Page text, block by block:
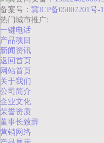
备案号： 冀ICP备05007201号-1
热门城市推广:
一键电话
产品项目
新闻资讯
返回首页
网站首页
关于我们
公司简介
企业文化
荣誉资质
董事长致辞
营销网络